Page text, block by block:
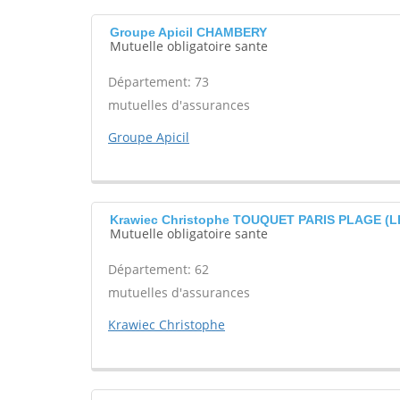
Groupe Apicil CHAMBERY
Mutuelle obligatoire sante
Département: 73
mutuelles d'assurances
Groupe Apicil
Krawiec Christophe TOUQUET PARIS PLAGE
Mutuelle obligatoire sante
Département: 62
mutuelles d'assurances
Krawiec Christophe